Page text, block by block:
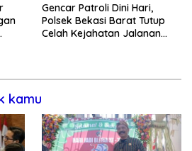
Gencar Patroli Dini Hari,
Polsek Bekasi Barat Tutup
Celah Kejahatan Jalanan
kamu